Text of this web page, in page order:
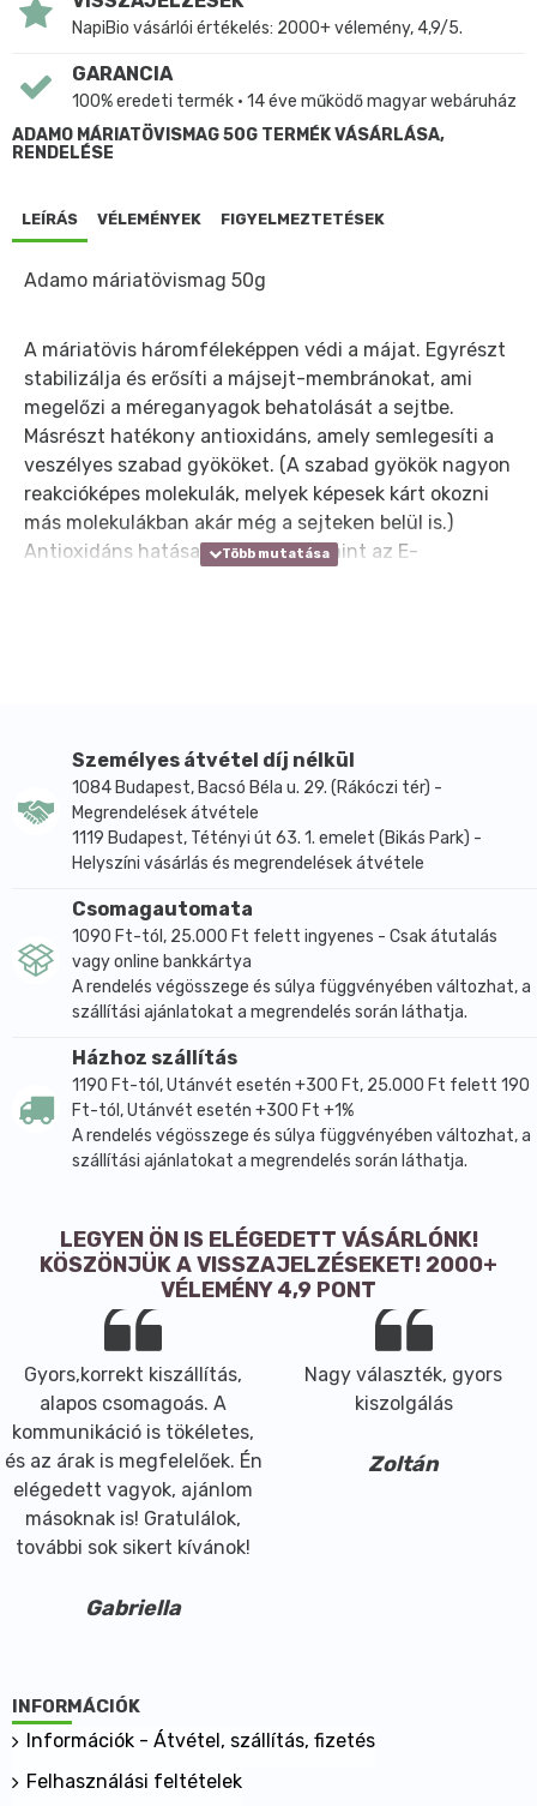
NapiBio vásárlói értékelés: 2000+ vélemény, 4,9/5.
GARANCIA
100% eredeti termék • 14 éve működő magyar webáruház
ADAMO MÁRIATÖVISMAG 50G TERMÉK VÁSÁRLÁSA,
RENDELÉSE
LEÍRÁS VÉLEMÉNYEK FIGYELMEZTETÉSEK
Adamo máriatövismag 50g
A máriatövis háromféleképpen védi a májat. Egyrészt
stabilizálja és erősíti a májsejt-membránokat, ami
megelőzi a méreganyagok behatolását a sejtbe.
Másrészt hatékony antioxidáns, amely semlegesíti a
veszélyes szabad gyököket. (A szabad gyökök nagyon
reakcióképes molekulák, melyek képesek kárt okozni
más molekulákban akár még a sejteken belül is.)
Antioxidáns hatása többszöröse, mint az E-
szabad gyököktől, megakadályozza a máj zsír okozta
degenerálódását, jó hatású visszér, aranyér,
különböző érrendszeri panaszok esetén, vagy gomba-
mérgezéskor. A máj méregtelenítésére a következő
módszer javasolt: Keverjünk össze 1-1 arányban
homoktövis mag és máriatövis mag olajat, s ebből
minden étkezés előtt 10-15 perccel mokkáskanálnyit
vegyünk be. Fogyasszunk legalább 6-8 hétig 1-1,5
liternyi tea forrázatot az alábbi keverékből: citromfű,
orbáncfű, galagonyavirág, benedekfű, pemetefű,
tyúkhúr, kakukkfű, pásztortáska, pitypang gyökér és
levél. Amennyiben nincs társult cukorbetegség, a
teákat ízesíthetjük gesztenyemézzel. Este elalvás
előtt fogyasszunk egy mokkáskanálnyit finomra
meleg törölközőből vagy zsurlófőzetből készíthetünk
borogatást, pakolást.
Személyes átvétel díj nélkül
1084 Budapest, Bacsó Béla u. 29. (Rákóczi tér) -
Megrendelések átvétele
1119 Budapest, Tétényi út 63. 1. emelet (Bikás Park) -
Helyszíni vásárlás és megrendelések átvétele
Csomagautomata
1090 Ft-tól, 25.000 Ft felett ingyenes - Csak átutalás
vagy online bankkártya
A rendelés végösszege és súlya függvényében változhat, a
szállítási ajánlatokat a megrendelés során láthatja.
Házhoz szállítás
1190 Ft-tól, Utánvét esetén +300 Ft, 25.000 Ft felett 190
Ft-tól, Utánvét esetén +300 Ft +1%
A rendelés végösszege és súlya függvényében változhat, a
szállítási ajánlatokat a megrendelés során láthatja.
LEGYEN ÖN IS ELÉGEDETT VÁSÁRLÓNK!
KÖSZÖNJÜK A VISSZAJELZÉSEKET! 2000+
VÉLEMÉNY 4,9 PONT
Gyors,korrekt kiszállítás,
alapos csomagoás. A
kommunikáció is tökéletes,
és az árak is megfelelőek. Én
elégedett vagyok, ajánlom
másoknak is! Gratulálok,
további sok sikert kívánok!
Gabriella
Nagy választék, gyors
kiszolgálás
Zoltán
INFORMÁCIÓK
Információk - Átvétel, szállítás, fizetés
Felhasználási feltételek